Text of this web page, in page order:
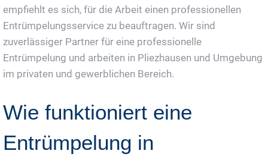
empfiehlt es sich, für die Arbeit einen professionellen
Entrümpelungsservice zu beauftragen. Wir sind
zuverlässiger Partner für eine professionelle
Entrümpelung und arbeiten in Pliezhausen und Umgebung
im privaten und gewerblichen Bereich.
Wie funktioniert eine
Entrümpelung in